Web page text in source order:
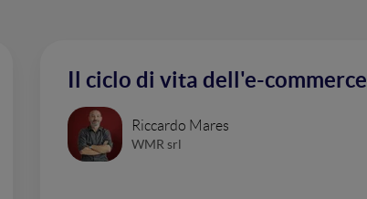
Il ciclo di vita dell'e-commerce
Riccardo Mares
WMR srl